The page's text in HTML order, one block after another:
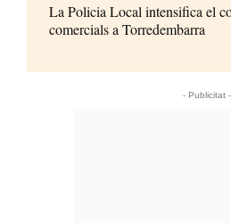
La Policia Local intensifica el
comercials a Torredembarra
- Publicitat -